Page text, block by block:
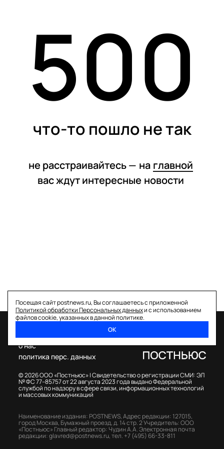
статьи
500
что-то пошло не так
не расстраивайтесь — на главной
вас ждут интересные новости
Посещая сайт postnews.ru, Вы соглашаетесь с приложенной
Политикой обработки Персональных данныхи с использованием
файлов cookie, указанных в данной политике.
ОК
© 2026 ООО «Постньюс» |Свидетельство о регистрации СМИ: ЭЛ
№ ФС 77–85757 от 22 августа 2023 года выдано Федеральной
службой по надзору в сфере связи, информационных технологий
и массовых коммуникаций
о нас
политика перс. данных
Наименование издания: POSTNEWS,Адрес редакции: 127015,
город Москва, Бумажный проезд, д. 14 стр. 2Учредитель: ООО
«Постньюс» Главный редактор: Чудин А.А.Электронная почта
редакции:glavred@postnews.ru,тел. +7 (495) 66-33-811